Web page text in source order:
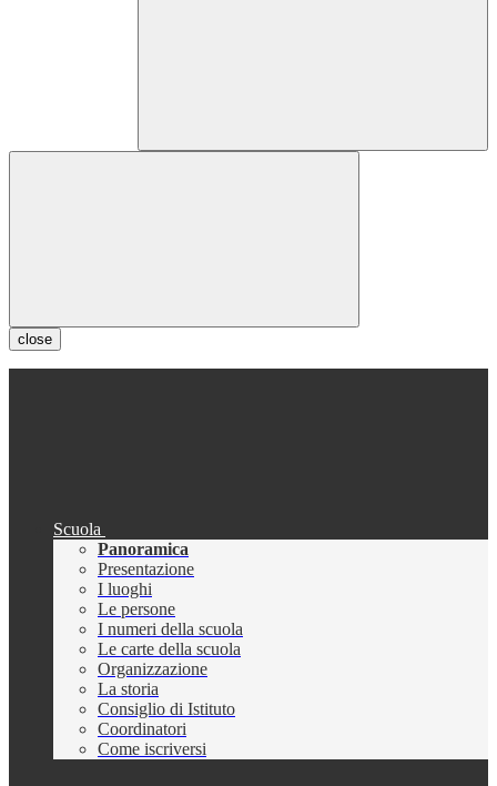
close
Scuola
Panoramica
Presentazione
I luoghi
Le persone
I numeri della scuola
Le carte della scuola
Organizzazione
La storia
Consiglio di Istituto
Coordinatori
Come iscriversi